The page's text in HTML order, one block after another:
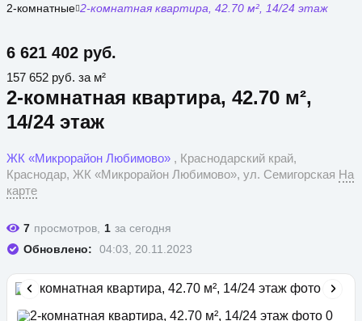
2-комнатные 2-комнатная квартира, 42.70 м², 14/24 этаж
2-комнатная квартира, 42.70 м²,
14/24 этаж
6 621 402 руб.
ЖК «Микрорайон Любимово» , Краснодарский край,
Краснодар, ЖК «Микрорайон Любимово», ул. Семигорская На
карте
157 652 руб. за м²
7 просмотров, 1 за сегодня
Обновлено:
04:03, 20.11.2023